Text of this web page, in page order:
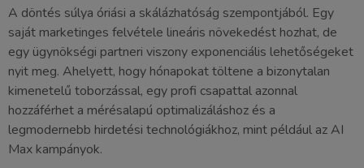
A döntés súlya óriási a skálázhatóság szempontjából. Egy
saját marketinges felvétele lineáris növekedést hozhat, de
egy ügynökségi partneri viszony exponenciális lehetőségeket
nyit meg. Ahelyett, hogy hónapokat töltene a bizonytalan
kimenetelű toborzással, egy profi csapattal azonnal
hozzáférhet a mérésalapú optimalizáláshoz és a
legmodernebb hirdetési technológiákhoz, mint például az AI
Max kampányok.